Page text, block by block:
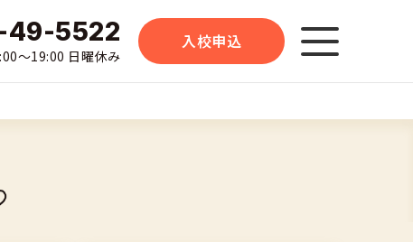
49-5522
〜19:00 日曜休み
入校申込